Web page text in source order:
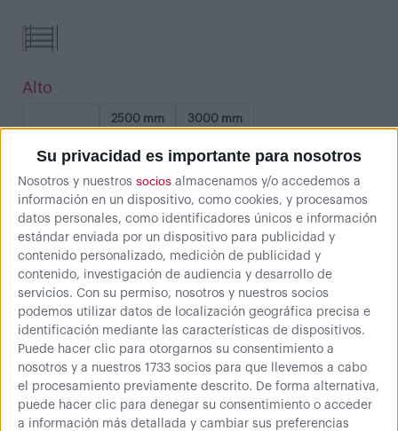
Su privacidad es importante para nosotros
Nosotros y nuestros socios almacenamos y/o accedemos a
información en un dispositivo, como cookies, y procesamos
datos personales, como identificadores únicos e información
estándar enviada por un dispositivo para publicidad y
contenido personalizado, medición de publicidad y
contenido, investigación de audiencia y desarrollo de
servicios. Con su permiso, nosotros y nuestros socios
podemos utilizar datos de localización geográfica precisa e
identificación mediante las características de dispositivos.
Puede hacer clic para otorgarnos su consentimiento a
nosotros y a nuestros 1733 socios para que llevemos a cabo
el procesamiento previamente descrito. De forma alternativa,
puede hacer clic para denegar su consentimiento o acceder
a información más detallada y cambiar sus preferencias
Alto
2500 mm 3000 mm
Niveles
3 4 5 6 7 8
Balda